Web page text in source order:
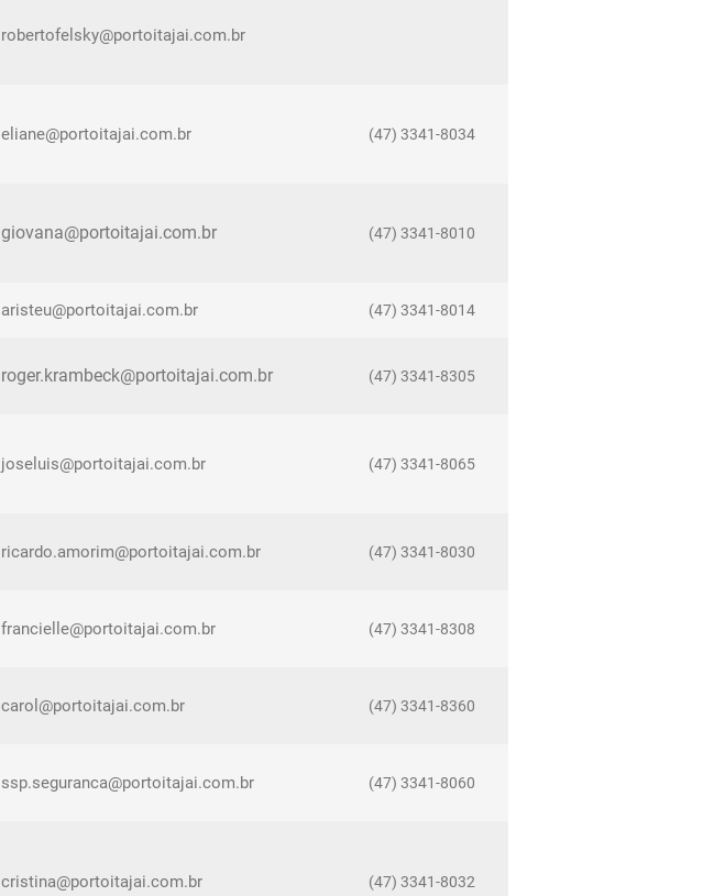
robertofelsky@portoitajai.com.br
eliane@portoitajai.com.br (47) 3341-8034
giovana@portoitajai.com.br (47) 3341-8010
aristeu@portoitajai.com.br (47) 3341-8014
roger.krambeck@portoitajai.com.br (47) 3341-8305
joseluis@portoitajai.com.br (47) 3341-8065
ricardo.amorim@portoitajai.com.br (47) 3341-8030
francielle@portoitajai.com.br (47) 3341-8308
carol@portoitajai.com.br (47) 3341-8360
ssp.seguranca@portoitajai.com.br (47) 3341-8060
cristina@portoitajai.com.br (47) 3341-8032